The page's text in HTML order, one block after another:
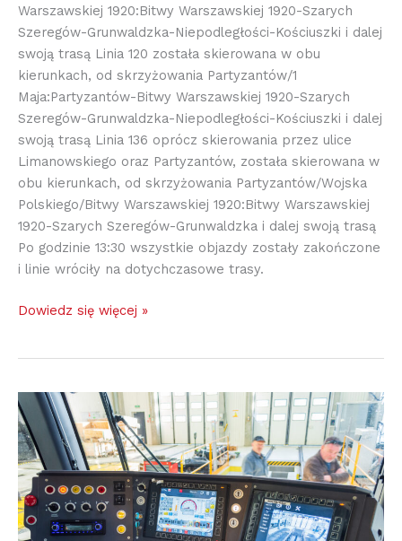
Warszawskiej 1920:Bitwy Warszawskiej 1920-Szarych
Szeregów-Grunwaldzka-Niepodległości-Kościuszki i dalej
swoją trasą Linia 120 została skierowana w obu
kierunkach, od skrzyżowania Partyzantów/1
Maja:Partyzantów-Bitwy Warszawskiej 1920-Szarych
Szeregów-Grunwaldzka-Niepodległości-Kościuszki i dalej
swoją trasą Linia 136 oprócz skierowania przez ulice
Limanowskiego oraz Partyzantów, została skierowana w
obu kierunkach, od skrzyżowania Partyzantów/Wojska
Polskiego/Bitwy Warszawskiej 1920:Bitwy Warszawskiej
1920-Szarych Szeregów-Grunwaldzka i dalej swoją trasą
Po godzinie 13:30 wszystkie objazdy zostały zakończone
i linie wróciły na dotychczasowe trasy.
Dowiedz się więcej »
Pesa
Twist
w
Olsztynie